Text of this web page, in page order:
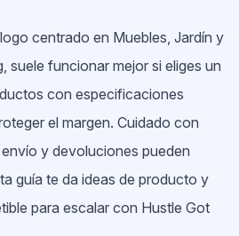
centrado en Muebles, Jardín y
suele funcionar mejor si eliges un
con especificaciones
el margen. Cuidado con
y devoluciones pueden
guía te da ideas de producto y
para escalar con Hustle Got